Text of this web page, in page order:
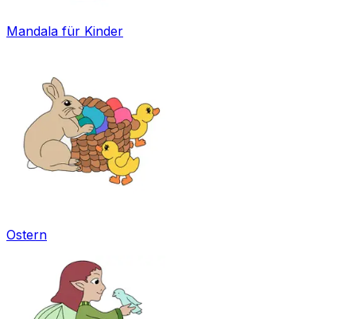
Mandala für Kinder
Ostern